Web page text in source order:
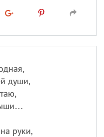
души,
руки,